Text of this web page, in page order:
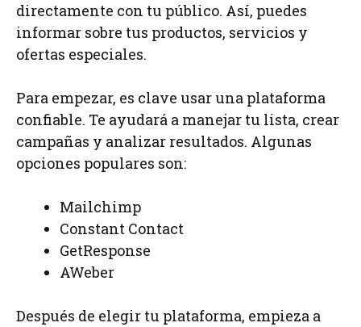
directamente con tu público. Así, puedes
informar sobre tus productos, servicios y
ofertas especiales.
Para empezar, es clave usar una plataforma
confiable. Te ayudará a manejar tu lista, crear
campañas y analizar resultados. Algunas
opciones populares son:
Mailchimp
Constant Contact
GetResponse
AWeber
Después de elegir tu plataforma, empieza a